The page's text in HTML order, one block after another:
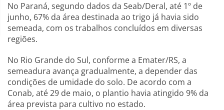
No Paraná, segundo dados da Seab/Deral, até 1º de
junho, 67% da área destinada ao trigo já havia sido
semeada, com os trabalhos concluídos em diversas
regiões.
No Rio Grande do Sul, conforme a Emater/RS, a
semeadura avança gradualmente, a depender das
condições de umidade do solo. De acordo com a
Conab, até 29 de maio, o plantio havia atingido 9% da
área prevista para cultivo no estado.